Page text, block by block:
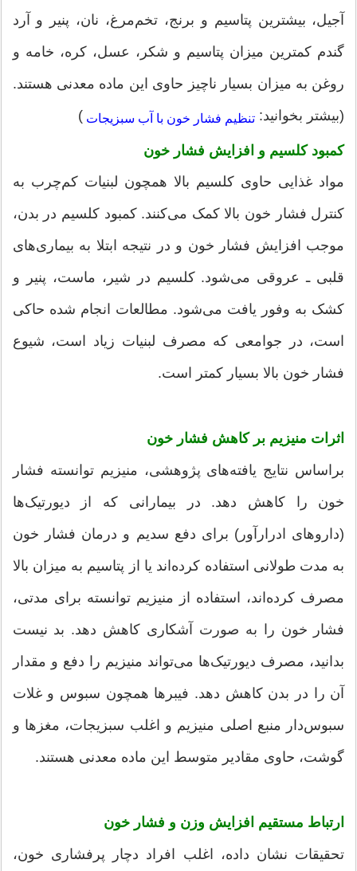
آجیل، بیشترین پتاسیم و برنج، تخم‌مرغ، نان، پنیر و آرد
گندم کمترین میزان پتاسیم و شکر، عسل، کره، خامه و
روغن به میزان بسیار ناچیز حاوی این ماده معدنی هستند.
(بیشتر بخوانید: تنظیم فشار خون با آب سبزیجات )
کمبود کلسیم و افزایش فشار خون
مواد غذایی حاوی کلسیم بالا همچون لبنیات کم‌چرب به
کنترل فشار خون بالا کمک می‌کنند. کمبود کلسیم در بدن،
موجب افزایش فشار خون و در نتیجه ابتلا به بیماری‌های
قلبی ـ عروقی می‌شود. کلسیم در شیر، ماست، پنیر و
کشک به وفور یافت می‌شود. مطالعات انجام شده حاکی
است، در جوامعی که مصرف لبنیات زیاد است، شیوع
فشار خون بالا بسیار کمتر است.
اثرات منیزیم بر کاهش فشار خون
براساس نتایج یافته‌های پژوهشی، منیزیم توانسته فشار
خون را کاهش دهد. در بیمارانی که از دیورتیک‌ها
(داروهای ادرارآور) برای دفع سدیم و درمان فشار خون
به مدت طولانی استفاده کرده‌اند یا از پتاسیم به میزان بالا
مصرف کرده‌اند، استفاده از منیزیم توانسته برای مدتی،
فشار خون را به صورت آشکاری کاهش دهد. بد نیست
بدانید، مصرف دیورتیک‌ها می‌تواند منیزیم را دفع و مقدار
آن را در بدن کاهش دهد. فیبرها همچون سبوس و غلات
سبوس‌دار منبع اصلی منیزیم و اغلب سبزیجات، مغزها و
گوشت، حاوی مقادیر متوسط این ماده معدنی هستند.
ارتباط مستقیم افزایش وزن و فشار خون
تحقیقات نشان داده، اغلب افراد دچار پرفشاری خون،